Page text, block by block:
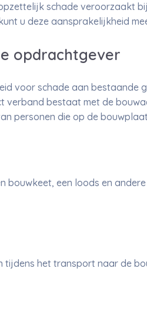
schade veroorzaakt
u deze aansprakelijkheid
opdrachtgever
voor schade aan bestaande
verband bestaat met de
personen die op de
bouwkeet, een loods en
tijdens het transport naar de